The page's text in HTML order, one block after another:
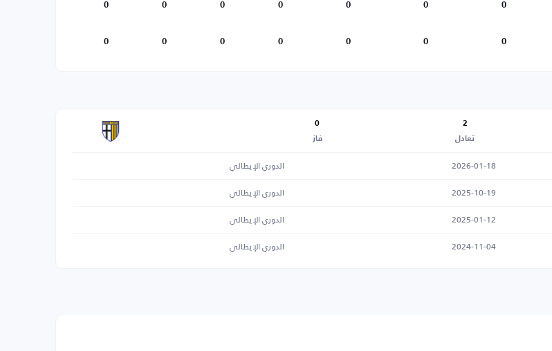
0
0
0
0
0
0
0
0
0
0
0
0
0
0
2
تعادل
0
فاز
2026-01-18
الدوري الإيطالي
2025-10-19
الدوري الإيطالي
2025-01-12
الدوري الإيطالي
2024-11-04 الدوري الإيطالي